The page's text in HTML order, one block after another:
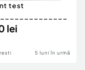
test
lei
5 luni în urmă